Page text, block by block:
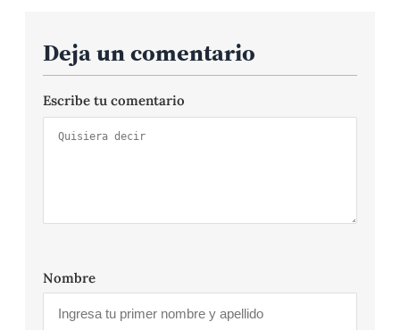
Deja un comentario
Escribe tu comentario
Nombre